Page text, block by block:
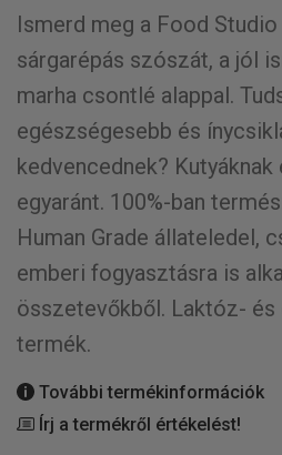
Ismerd meg a Food Studio
sárgarépás szószát, a jól
marha csontlé alappal.
egészségesebb és
kedvencednek? Kutyáknak
egyaránt. 100%-ban
Human Grade állateledel,
emberi fogyasztásra is
összetevőkből. Laktóz- és
termék.
További termékinformációk
Írj a termékről értékelést!